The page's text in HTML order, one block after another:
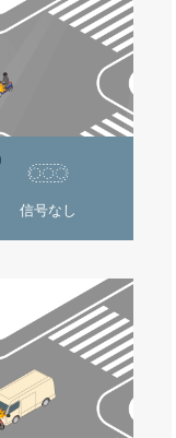
信号なし